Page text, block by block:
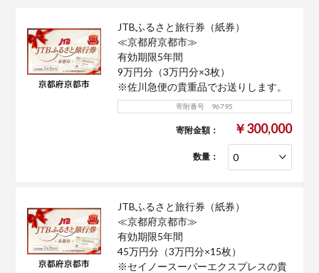
JTBふるさと旅行券（紙券）
≪京都府京都市≫
有効期限5年間
9万円分（3万円分×3枚）
※佐川急便の貴重品でお送りします。
寄附番号 96795
寄附金額： ￥300,000
数量：
JTBふるさと旅行券（紙券）
≪京都府京都市≫
有効期限5年間
45万円分（3万円分×15枚）
※セイノースーパーエクスプレスの貴